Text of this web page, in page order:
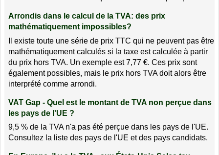
Arrondis dans le calcul de la TVA: des prix
mathématiquement impossibles?
Il existe toute une série de prix TTC qui ne peuvent pas être
mathématiquement calculés si la taxe est calculée à partir
du prix hors TVA. Un exemple est 7,77 €. Ces prix sont
également possibles, mais le prix hors TVA doit alors être
interprété comme arrondi.
VAT Gap - Quel est le montant de TVA non perçue dans
les pays de l'UE ?
9,5 % de la TVA n'a pas été perçue dans les pays de l'UE.
Consultez la liste des pays de l'UE et des pays candidats.